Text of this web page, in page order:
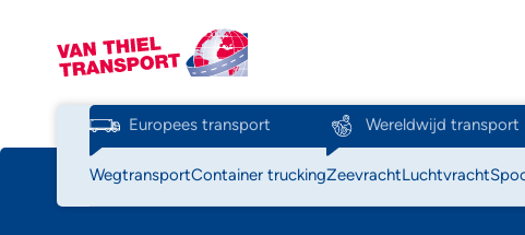
Europees transport
WegtransportContainer trucking
Wereldwijd transport
ZeevrachtLuchtvracht